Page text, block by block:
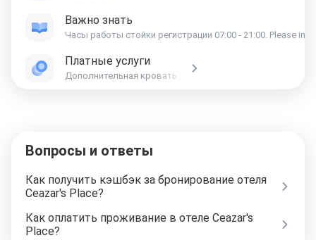
Важно знать
Часы
Платные услуги
Дополнительная кровать
Вопросы и ответы
Как получить кэшбэк за бронирование отеля
Ceazar's Place?
Как оплатить проживание в отеле Ceazar's
Place?